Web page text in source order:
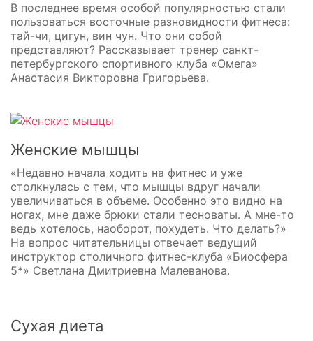
В последнее время особой популярностью стали
пользоваться восточные разновидности фитнеса:
тай-чи, цигун, вин чун. Что они собой
представляют? Рассказывает тренер санкт-
петербургского спортивного клуба «Омега»
Анастасия Викторовна Григорьева.
Женские мышцы
«Недавно начала ходить на фитнес и уже
столкнулась с тем, что мышцы вдруг начали
увеличиваться в объеме. Особенно это видно на
ногах, мне даже брюки стали тесноваты. А мне-то
ведь хотелось, наоборот, похудеть. Что делать?»
На вопрос читательницы отвечает ведущий
инструктор столичного фитнес-клуба «Биосфера
5*» Светлана Дмитриевна Малеванова.
Сухая диета